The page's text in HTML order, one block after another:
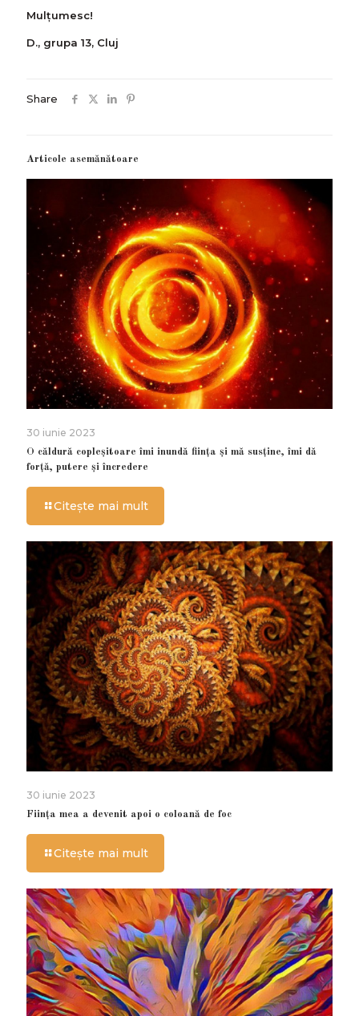
Mulţumesc!
D., grupa 13, Cluj
Share
Articole asemănătoare
30 iunie 2023
O căldură copleșitoare îmi inundă ființa și mă susține, îmi dă
forță, putere și încredere
Citește mai mult
30 iunie 2023
Ființa mea a devenit apoi o coloană de foc
Citește mai mult